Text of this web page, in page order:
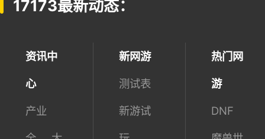
17173最新动态：
资讯中
心
产业
新网游
测试表
新游试
热门网
游
DNF